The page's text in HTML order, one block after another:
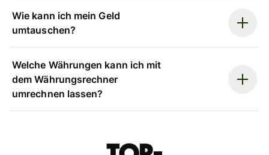
Wie kann ich mein Geld
umtauschen?
Welche Währungen kann ich mit
dem Währungsrechner
umrechnen lassen?